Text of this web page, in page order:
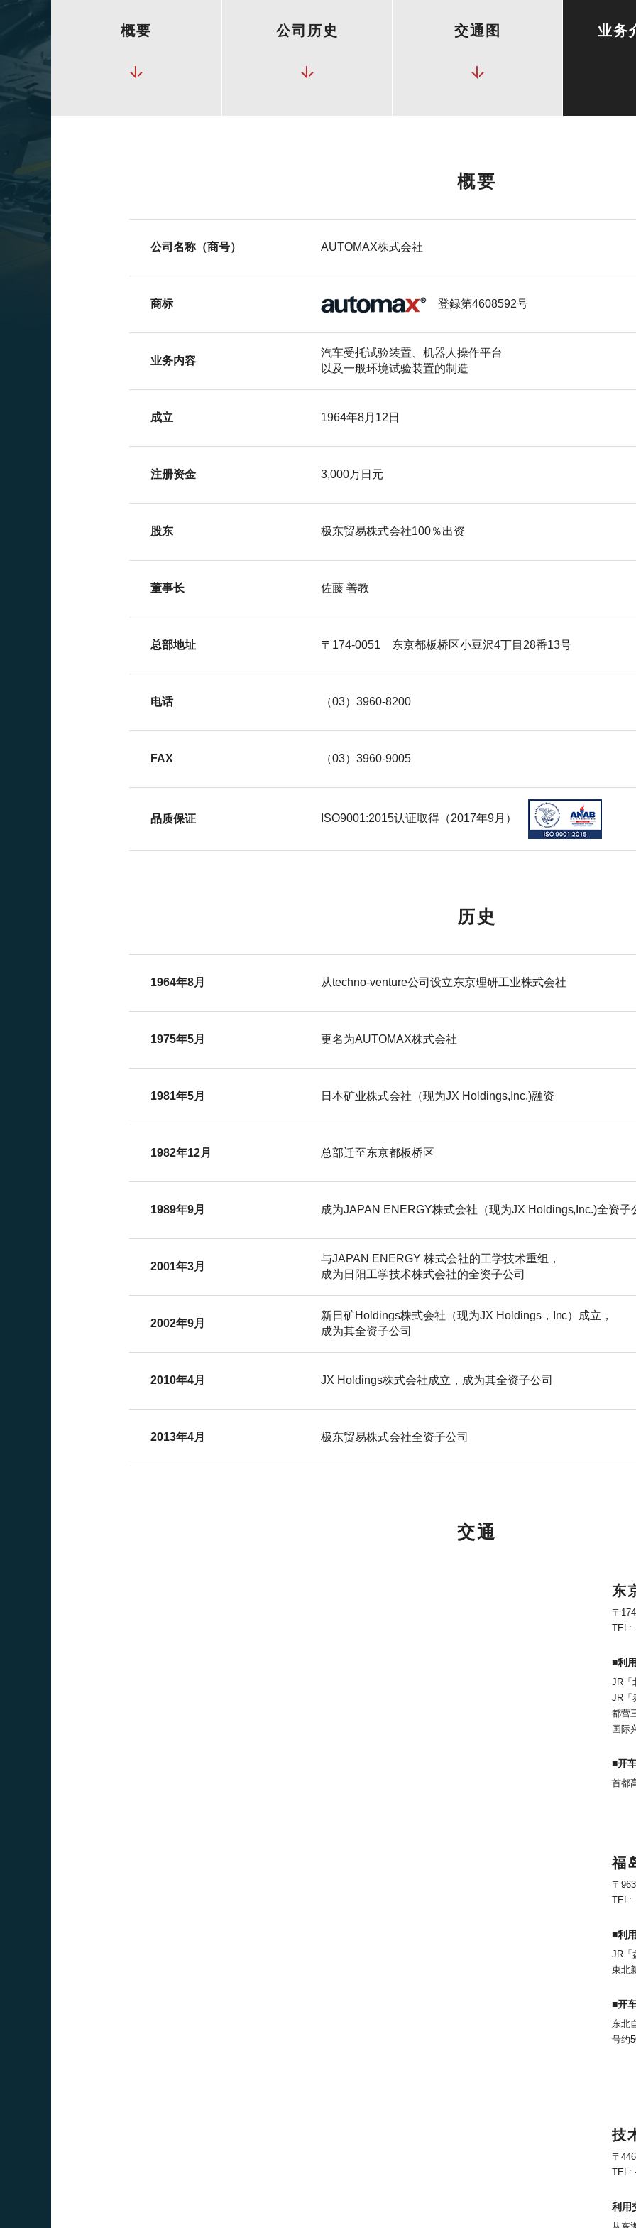
概要 公司历史 交通图 业务
概要
公司名称（商号） AUTOMAX株式会社
商标 登録第4608592号
业务内容
汽车受托试验装置、机器人操作平台
以及一般环境试验装置的制造
成立 1964年8月12日
注册资金 3,000万日元
股东 极东贸易株式会社100％出资
董事长 佐藤 善教
总部地址 〒174-0051 东京都板桥区小豆沢4丁目28番13号
电话 （03）3960-8200
FAX （03）3960-9005
品质保证 ISO9001:2015认证取得（2017年9月）
历史
1964年8月 从techno-venture公司设立东京理研工业株式会社
1975年5月 更名为AUTOMAX株式会社
1981年5月 日本矿业株式会社（现为JX Holdings,Inc.)融资
1982年12月 总部迁至东京都板桥区
1989年9月 成为JAPAN ENERGY株式会社（现为JX Holdings,Inc.)全资子
2001年3月
与JAPAN ENERGY 株式会社的工学技术重组，
成为日阳工学技术株式会社的全资子公司
2002年9月
新日矿Holdings株式会社（现为JX Holdings，Inc）成立，
成为其全资子公司
2010年4月 JX Holdings株式会社成立，成为其全资子公司
2013年4月 极东贸易株式会社全资子公司
交通
东
〒
TEL:
■利
JR「
JR「
都营
国际
■开
首都
福
〒
TEL:
■利
JR「
東北
■开
东北
号约
技
〒
TEL:
利用